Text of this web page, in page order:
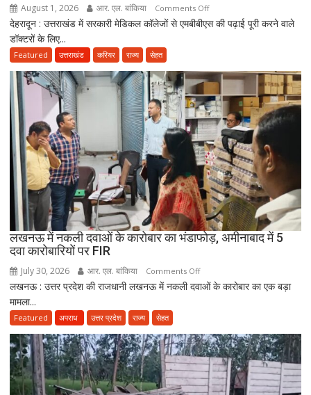
किया
नोटिस
August 1, 2026 आर. एल. बांकिया Comments Offon
MBBS
3
साल
सरकारी
सेवा
जरूरी!
फिर
ही
कर
सकेंगे
PG,
उत्तराखंड
स्वास्थ्य
तैयार
देहरादून : उत्तराखंड में सरकारी मेडिकल कॉलेजों से एमबीबीएस की पढ़ाई पूरी करने वाले
डॉक्टरों के लिए...
Featured उत्तराखंड करियर राज्य सेहत
लखनऊ में नकली दवाओं के कारोबार का भंडाफोड़, अमीनाबाद में 5
दवा कारोबारियों पर FIR
July 30, 2026 आर. एल. बांकिया Comments Offon
लखनऊ
दवाओं
के
कारोबार
का
भंडाफोड़,
लखनऊ : उत्तर प्रदेश की राजधानी लखनऊ में नकली दवाओं के कारोबार का एक बड़ा
मामला...
Featured अपराध उत्तर प्रदेश राज्य सेहत